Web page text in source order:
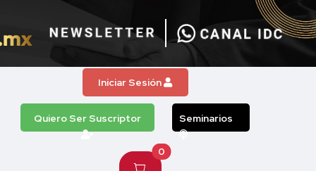
Iniciar Sesión
Quiero Ser Suscriptor Seminarios
0